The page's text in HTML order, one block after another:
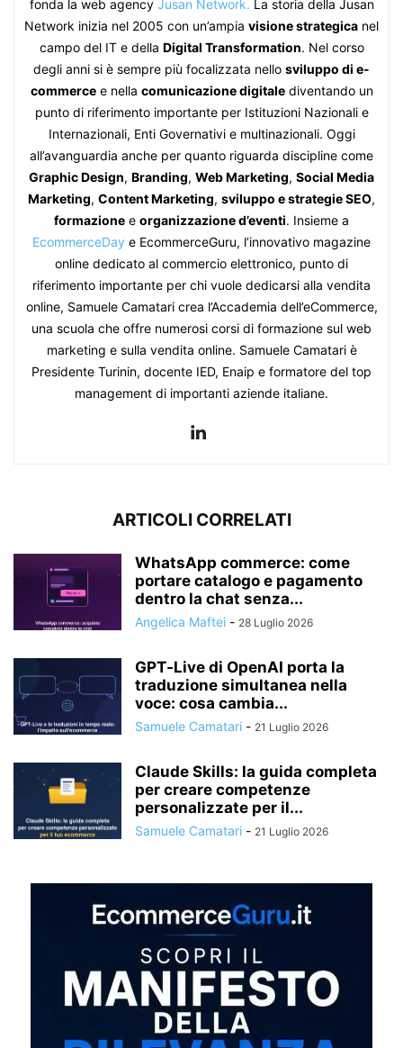
fonda la web agency Jusan Network. La storia della Jusan
Network inizia nel 2005 con un’ampia visione strategica nel
campo del IT e della Digital Transformation. Nel corso
degli anni si è sempre più focalizzata nello sviluppo di e-
commercee nella comunicazione digitalediventando un
punto di riferimento importante per Istituzioni Nazionali e
Internazionali, Enti Governativi e multinazionali. Oggi
all’avanguardia anche per quanto riguarda discipline come
Graphic Design, Branding, Web Marketing, Social Media
Marketing, Content Marketing, sviluppo e strategie SEO,
formazione e organizzazione d’eventi. Insieme a
EcommerceDay e EcommerceGuru, l’innovativo magazine
online dedicato al commercio elettronico, punto di
riferimento importante per chi vuole dedicarsi alla vendita
online, Samuele Camatari crea l’Accademia dell’eCommerce,
una scuola che offre numerosi corsi di formazione sul web
marketing e sulla vendita online. Samuele Camatari è
Presidente Turinin, docente IED, Enaip e formatore del top
management di importanti aziende italiane.
ARTICOLI CORRELATI
WhatsApp commerce: come
portare catalogo e pagamento
dentro la chat senza...
Angelica Maftei - 28 Luglio 2026
GPT‑Live di OpenAI porta la
traduzione simultanea nella
voce: cosa cambia...
Samuele Camatari - 21 Luglio 2026
Claude Skills: la guida completa
per creare competenze
personalizzate per il...
Samuele Camatari - 21 Luglio 2026